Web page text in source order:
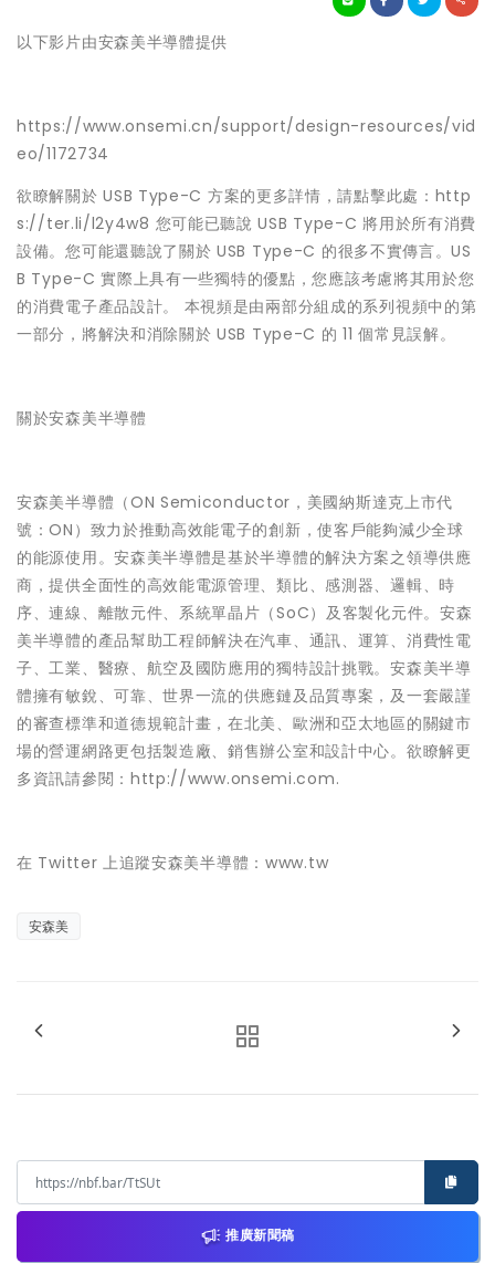
以下影片由安森美半導體提供
https://www.onsemi.cn/support/design-resources/vid
eo/1172734
欲瞭解關於 USB Type-C 方案的更多詳情，請點擊此處：http
s://ter.li/l2y4w8 您可能已聽說 USB Type-C 將用於所有消費
設備。您可能還聽說了關於 USB Type-C 的很多不實傳言。US
B Type-C 實際上具有一些獨特的優點，您應該考慮將其用於您
的消費電子產品設計。 本視頻是由兩部分組成的系列視頻中的第
一部分，將解決和消除關於 USB Type-C 的 11 個常見誤解。
關於安森美半導體
安森美半導體（ON Semiconductor，美國納斯達克上市代
號：ON）致力於推動高效能電子的創新，使客戶能夠減少全球
的能源使用。安森美半導體是基於半導體的解決方案之領導供應
商，提供全面性的高效能電源管理、類比、感測器、邏輯、時
序、連線、離散元件、系統單晶片（SoC）及客製化元件。安森
美半導體的產品幫助工程師解決在汽車、通訊、運算、消費性電
子、工業、醫療、航空及國防應用的獨特設計挑戰。安森美半導
體擁有敏銳、可靠、世界一流的供應鏈及品質專案，及一套嚴謹
的審查標準和道德規範計畫，在北美、歐洲和亞太地區的關鍵市
場的營運網路更包括製造廠、銷售辦公室和設計中心。欲瞭解更
多資訊請參閱：http://www.onsemi.com.
在 Twitter 上追蹤安森美半導體：www.tw
安森美
推廣新聞稿